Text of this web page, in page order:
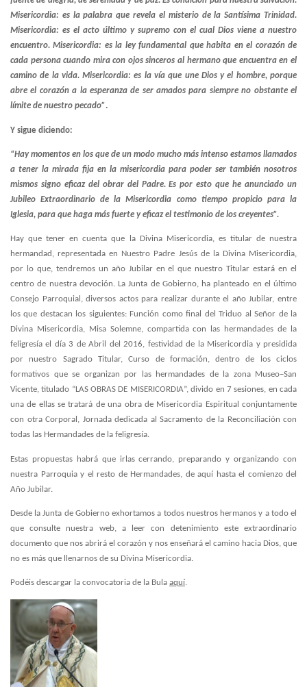
Misericordia: es la palabra que revela el misterio de la Santísima Trinidad.
Misericordia: es el acto último y supremo con el cual Dios viene a nuestro
encuentro. Misericordia: es la ley fundamental que habita en el corazón de
cada persona cuando mira con ojos sinceros al hermano que encuentra en el
camino de la vida. Misericordia: es la vía que une Dios y el hombre, porque
abre el corazón a la esperanza de ser amados para siempre no obstante el
límite de nuestro pecado” .
Y sigue diciendo:
“Hay momentos en los que de un modo mucho más intenso estamos llamados
a tener la mirada fija en la misericordia para poder ser también nosotros
mismos signo eficaz del obrar del Padre. Es por esto que he anunciado un
Jubileo Extraordinario de la Misericordia como tiempo propicio para la
Iglesia, para que haga más fuerte y eficaz el testimonio de los creyentes”.
Hay que tener en cuenta que la Divina Misericordia, es titular de nuestra
hermandad, representada en Nuestro Padre Jesús de la Divina Misericordia,
por lo que, tendremos un año Jubilar en el que nuestro Titular estará en el
centro de nuestra devoción. La Junta de Gobierno, ha planteado en el último
Consejo Parroquial, diversos actos para realizar durante el año Jubilar, entre
los que destacan los siguientes: Función como final del Triduo al Señor de la
Divina Misericordia, Misa Solemne, compartida con las hermandades de la
feligresía el día 3 de Abril del 2016, festividad de la Misericordia y presidida
por nuestro Sagrado Titular, Curso de formación, dentro de los ciclos
formativos que se organizan por las hermandades de la zona Museo–San
Vicente, titulado “LAS OBRAS DE MISERICORDIA”, divido en 7 sesiones, en cada
una de ellas se tratará de una obra de Misericordia Espiritual conjuntamente
con otra Corporal, Jornada dedicada al Sacramento de la Reconciliación con
todas las Hermandades de la feligresía.
Estas propuestas habrá que irlas cerrando, preparando y organizando con
nuestra Parroquia y el resto de Hermandades, de aquí hasta el comienzo del
Año Jubilar.
Desde la Junta de Gobierno exhortamos a todos nuestros hermanos y a todo el
que consulte nuestra web, a leer con detenimiento este extraordinario
documento que nos abrirá el corazón y nos enseñará el camino hacia Dios, que
no es más que llenarnos de su Divina Misericordia.
Podéis descargar la convocatoria de la Bula aquí.